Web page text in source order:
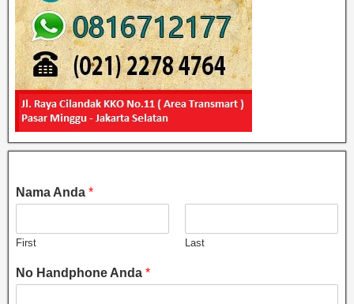
Nama Anda *
First Last
No Handphone Anda *